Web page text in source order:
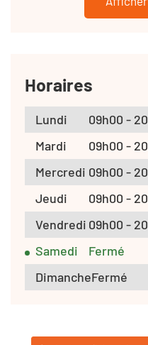
Horaires
Lundi
09h00 -
Mardi
09h00 -
Mercredi 09h00 -
Jeudi
09h00 -
Vendredi 09h00 -
Samedi
Fermé
DimancheFermé